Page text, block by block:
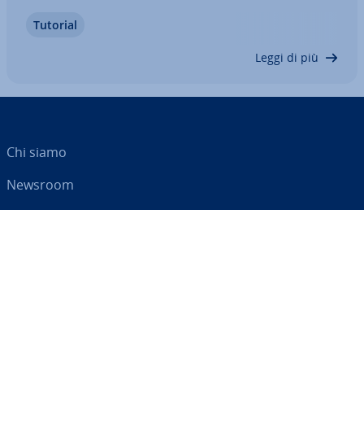
tutte le piat­ta­for­me, dovete pensare a diverse di­
men­sio­ni del logo quando lo pro­get­ta­te. Vi…
Tutorial
Leggi di più
Chi siamo
Newsroom